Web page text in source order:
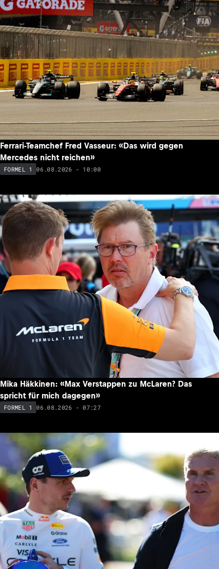
Ferrari-Teamchef Fred Vasseur: «Das wird gegen
Mercedes nicht reichen»
FORMEL 1 06.08.2026 - 10:00
Mika Häkkinen: «Max Verstappen zu McLaren? Das
spricht für mich dagegen»
FORMEL 1 06.08.2026 - 07:27